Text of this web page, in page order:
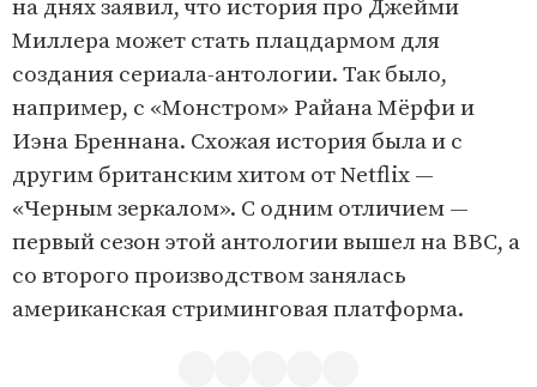
на днях заявил, что история про Джейми
Миллера может стать плацдармом для
создания сериала-антологии. Так было,
например, с «Монстром» Райана Мёрфи и
Иэна Бреннана. Схожая история была и с
другим британским хитом от Netflix —
«Черным зеркалом». С одним отличием —
первый сезон этой антологии вышел на BBC, а
со второго производством занялась
американская стриминговая платформа.